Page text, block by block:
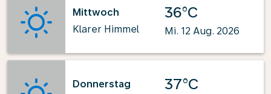
Mittwoch
Klarer Himmel
36°C
Mi. 12 Aug. 2026
Donnerstag
37°C